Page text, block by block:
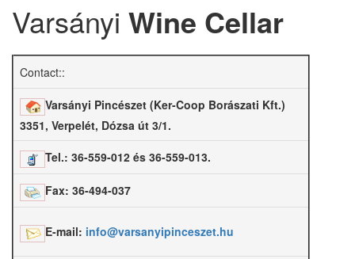
Varsányi Wine Cellar
Contact::
Varsányi Pincészet (Ker-Coop Borászati Kft.)
3351, Verpelét, Dózsa út 3/1.
Tel.: 36-559-012 és 36-559-013.
Fax: 36-494-037
E-mail: info@varsanyipinceszet.hu